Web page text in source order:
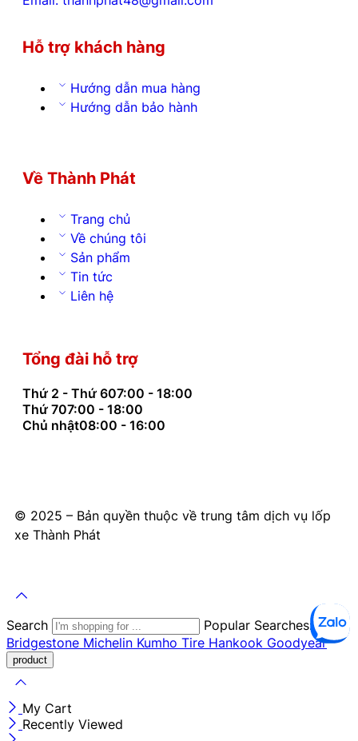
Hỗ trợ khách hàng
Hướng dẫn mua hàng
Hướng dẫn bảo hành
Về Thành Phát
Trang chủ
Về chúng tôi
Sản phẩm
Tin tức
Liên hệ
Tổng đài hỗ trợ
Thứ 2 - Thứ 607:00 - 18:00
Thứ 707:00 - 18:00
Chủ nhật08:00 - 16:00
© 2025 – Bản quyền thuộc về trung tâm dịch vụ lốp
xe Thành Phát
Search
Popular Searches:
Bridgestone Michelin Kumho Tire Hankook Goodyear
My Cart
Recently Viewed